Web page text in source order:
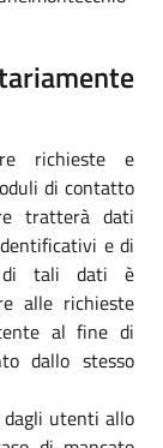
richieste e
di contatto
tratterà dati
e di
di tali dati è
alle richieste
al fine di
dallo stesso
utenti allo